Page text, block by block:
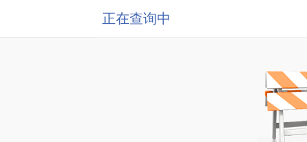
正在查询中